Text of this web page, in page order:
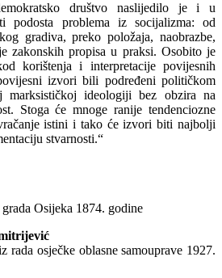
društvo naslijedilo je i u
podosta problema iz socijalizma: od
gradiva, preko položaja, naobrazbe,
zakonskih propisa u praksi. Osobito je
korištenja i interpretacije povijesnih
izvori bili podređeni političkom
marksističkoj ideologiji bez obzira na
Stoga će mnoge ranije tendenciozne
istini i tako će izvori biti najbolji
stvarnosti.“
Osijeka 1874. godine
rada osječke oblasne samouprave 1927.